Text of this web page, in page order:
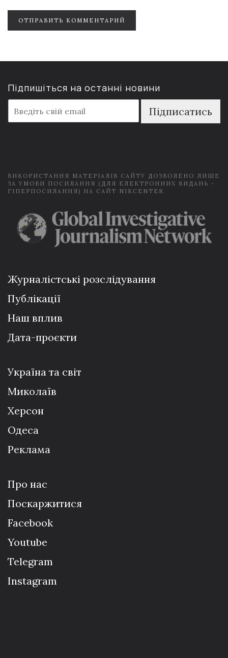
ОТПРАВИТЬ КОММЕНТАРИЙ
Підпишіться на останні новини
m
a
Підписатись
ВИКОРИСТАННЯ МАТЕРІАЛІВ САЙТУ ДОЗВОЛЕНО ЛИШЕ
ЗА УМОВИ ПОСИЛАННЯ (ДЛЯ ЕЛЕКТРОННИХ ВИДАНЬ -
ГІПЕРПОСИЛАННЯ) НА САЙТ NIKCENTER.
Журналістські розслідування
Публікації
Наш вплив
Дата-проєкти
Україна та світ
Миколаїв
Херсон
Одеса
Реклама
Про нас
Поскаржитися
Facebook
Youtube
Telegram
Instagram